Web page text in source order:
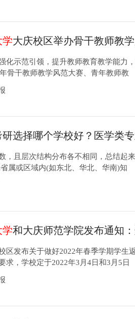
学大庆校区举办骨干教师教
化示范引领，提升教师教育教学能力
骨干教师教学风范大赛、青年教师教
研选择哪个学校好？医学类
，且层次结构分布各不相同，总结起
属或区域内(如东北、华北、华南)知
学和大庆师范学院发布通知
区发布关于做好2022年春季学期学生
求，学校定于2022年3月4日和3月5日